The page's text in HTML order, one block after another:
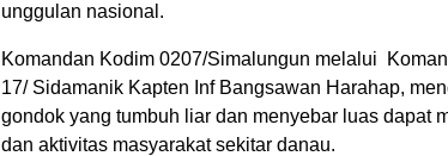
unggulan nasional.
Komandan Kodim 0207/Simalungun melalui
17/ Sidamanik Kapten Inf Bangsawan Harahap,
gondok yang tumbuh liar dan menyebar luas dapat
dan aktivitas masyarakat sekitar danau.